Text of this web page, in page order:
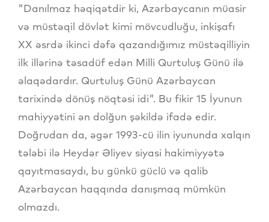
"Danılmaz həqiqətdir ki, Azərbaycanın müasir
və müstəqil dövlət kimi mövcudluğu, inkişafı
XX əsrdə ikinci dəfə qazandığımız müstəqilliyin
ilk illərinə təsadüf edən Milli Qurtuluş Günü ilə
əlaqədardır. Qurtuluş Günü Azərbaycan
tarixində dönüş nöqtəsi idi". Bu fikir 15 İyunun
mahiyyətini ən dolğun şəkildə ifadə edir.
Doğrudan da, əgər 1993-cü ilin iyununda xalqın
tələbi ilə Heydər Əliyev siyasi hakimiyyətə
qayıtmasaydı, bu günkü güclü və qalib
Azərbaycan haqqında danışmaq mümkün
olmazdı.